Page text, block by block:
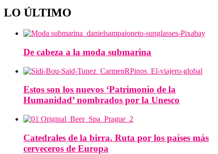
LO ÚLTIMO
De cabeza a la moda submarina
Estos son los nuevos ‘Patrimonio de la
Humanidad’ nombrados por la Unesco
Catedrales de la birra. Ruta por los países más
cerveceros de Europa